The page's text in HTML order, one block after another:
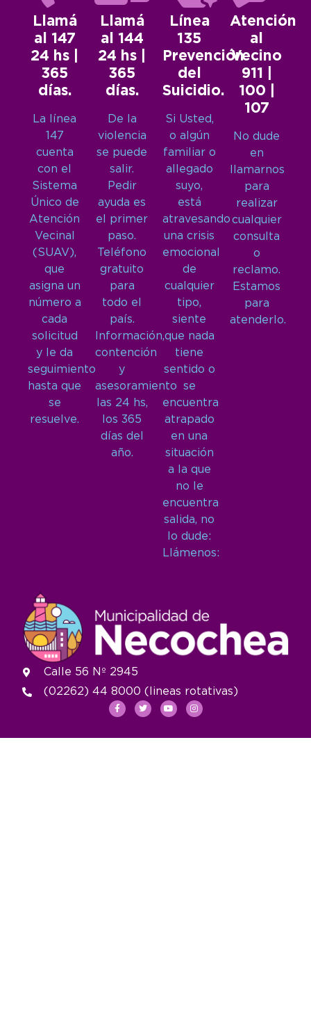
Llamá
al 147
24 hs |
365
días.
La línea
147
cuenta
con el
Sistema
Único de
Atención
Vecinal
(SUAV),
que
asigna un
número a
cada
solicitud
y le da
seguimiento
hasta que
se
resuelve.
Llamá
al 144
24 hs |
365
días.
De la
violencia
se puede
salir.
Pedir
ayuda es
el primer
paso.
Teléfono
gratuito
para
todo el
país.
Información,
contención
y
asesoramiento
las 24 hs,
los 365
días del
año.
Línea
135
Prevención
del
Suicidio.
Si Usted,
o algún
familiar o
allegado
suyo,
está
atravesando
una crisis
emocional
de
cualquier
tipo,
siente
que nada
tiene
sentido o
se
encuentra
atrapado
en una
situación
a la que
no le
encuentra
salida, no
lo dude:
Llámenos:
Atención
al
Vecino
911 |
100 |
107
No dude
en
llamarnos
para
realizar
cualquier
consulta
o
reclamo.
Estamos
para
atenderlo.
Calle 56 Nº 2945
(02262) 44 8000 (lineas rotativas)